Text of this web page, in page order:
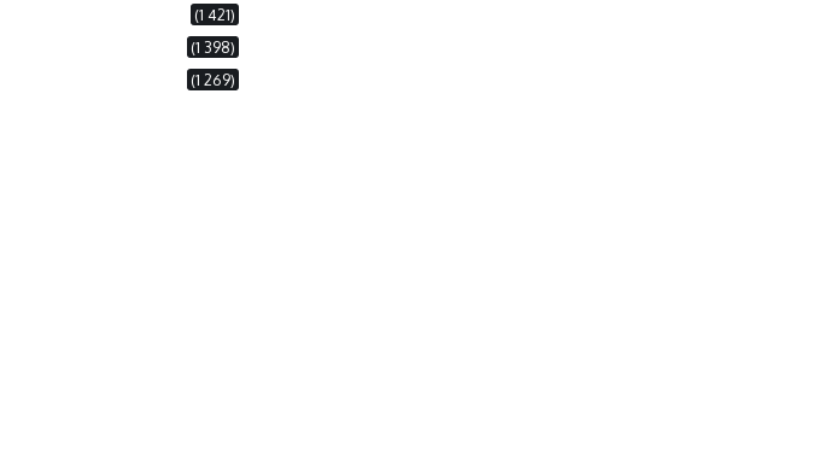
(1 421)
(1 398)
(1 269)